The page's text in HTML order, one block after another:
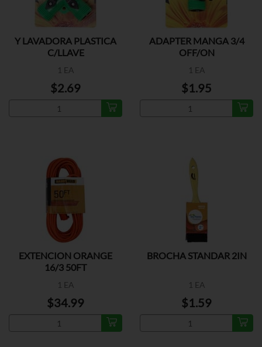
Y LAVADORA PLASTICA
C/LLAVE
1 EA
$2.69
ADAPTER MANGA 3/4
OFF/ON
1 EA
$1.95
EXTENCION ORANGE
16/3 50FT
1 EA
$34.99
BROCHA STANDAR 2IN
1 EA
$1.59